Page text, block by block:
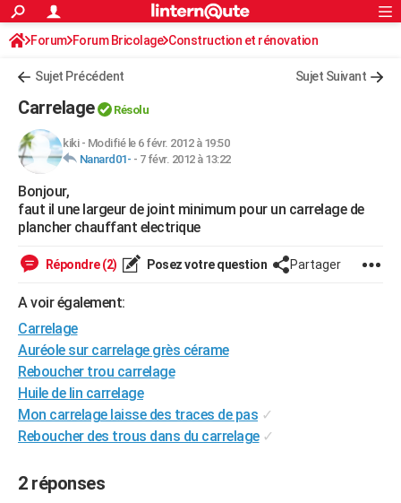
ACTUALITÉS
Politique
Société
Faits Divers
Education
Monde
Villes
+
FINANCE
Retraite
Impôts
Epargne
Immobilier
Risques naturels par ville
Banque
Assurance
Crédit
AUTO
Essais
Réserver un essai
Citadines
Berlines
SUV
Forum auto
+HIGH-TECH
Mobiles
Meilleur smartphone
Internet
Ordinateurs
Jeux vidéo
Guide high-tech
+
Forum
Aménagement intérieur
Extérieur
Cuisine
Salle de bains
Jardinage
Rangement
WEEK-END
Guides de France
Escapades
Patrimoine
Expositions
Musées
Week-end nature
+LIFESTYLE
Art de vivre
Bien-être
Loisirs
Mode
Modes de vie
SANTE
Alimentation
Guide de la santé
Maladies
Médicaments
Sommeil
VOYAGE
Destinations
City break
Voyage nature
Voyage de noces
Forum
Climat
+PHOTO
BONS PLANS
Rechercher
S'inscrire
Connexion
Forum Forum Bricolage Construction et rénovation
Sujet Précédent Sujet Suivant
Carrelage Résolu
kiki- Modifié le 6 févr. 2012 à 19:50
Nanard01- - 7 févr. 2012 à 13:22
Bonjour,
faut il une largeur de joint minimum pour un carrelage de
plancher chauffant electrique
Répondre (2) Posez votre question Partager
A voir également:
Carrelage
Auréole sur carrelage grès cérame
Reboucher trou carrelage
Huile de lin carrelage
Mon carrelage laisse des traces de pas ✓
Reboucher des trous dans du carrelage ✓
2 réponses